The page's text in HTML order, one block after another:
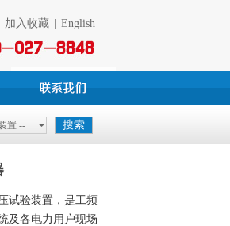
加入收藏 English
置 --
试验装置，是工频
及各电力用户现场